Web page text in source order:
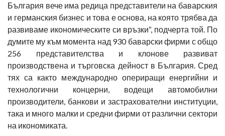
България вече има редица представители на баварския
и германския бизнес и това е основа, на която трябва да
развиваме икономическите си връзки“, подчерта той. По
думите му към момента над 930 баварски фирми с общо
256 представителства и клонове развиват
производствена и търговска дейност в България. Сред
тях са както международно опериращи енергийни и
технологични концерни, водещи автомобилни
производители, банкови и застрахователни институции,
така и много малки и средни фирми от различни сектори
на икономиката.